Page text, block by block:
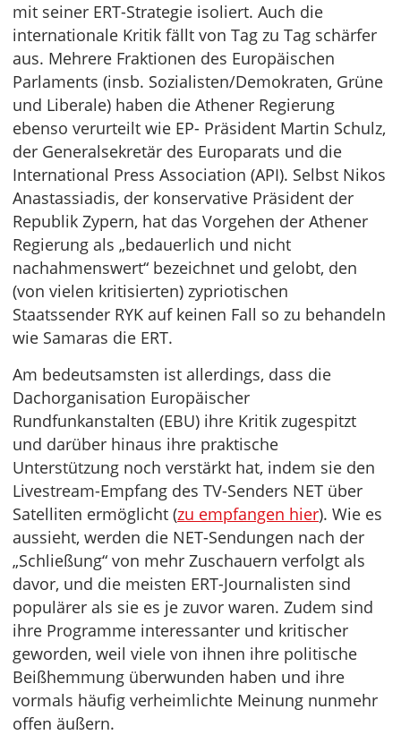
mit seiner ERT-Strategie isoliert. Auch die
internationale Kritik fällt von Tag zu Tag schärfer
aus. Mehrere Fraktionen des Europäischen
Parlaments (insb. Sozialisten/Demokraten, Grüne
und Liberale) haben die Athener Regierung
ebenso verurteilt wie EP- Präsident Martin Schulz,
der Generalsekretär des Europarats und die
International Press Association (API). Selbst Nikos
Anastassiadis, der konservative Präsident der
Republik Zypern, hat das Vorgehen der Athener
Regierung als „bedauerlich und nicht
nachahmenswert“ bezeichnet und gelobt, den
(von vielen kritisierten) zypriotischen
Staatssender RYK auf keinen Fall so zu behandeln
wie Samaras die ERT.
Am bedeutsamsten ist allerdings, dass die
Dachorganisation Europäischer
Rundfunkanstalten (EBU) ihre Kritik zugespitzt
und darüber hinaus ihre praktische
Unterstützung noch verstärkt hat, indem sie den
Livestream-Empfang des TV-Senders NET über
Satelliten ermöglicht (zu empfangen hier). Wie es
aussieht, werden die NET-Sendungen nach der
„Schließung“ von mehr Zuschauern verfolgt als
davor, und die meisten ERT-Journalisten sind
populärer als sie es je zuvor waren. Zudem sind
ihre Programme interessanter und kritischer
geworden, weil viele von ihnen ihre politische
Beißhemmung überwunden haben und ihre
vormals häufig verheimlichte Meinung nunmehr
offen äußern.